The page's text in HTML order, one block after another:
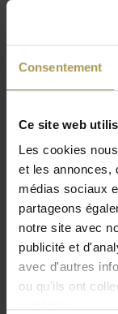
Consentement
Ce site web
Les cookies
et les annonces,
médias sociaux
partageons
notre site avec
publicité et
avec d'autres
ou qu'ils ont
fonctionnel et
Conception:
Matériau:
mm avec bord
pieds en bois
Dimensions:
Couleurs: